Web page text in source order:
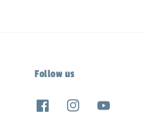
Follow us